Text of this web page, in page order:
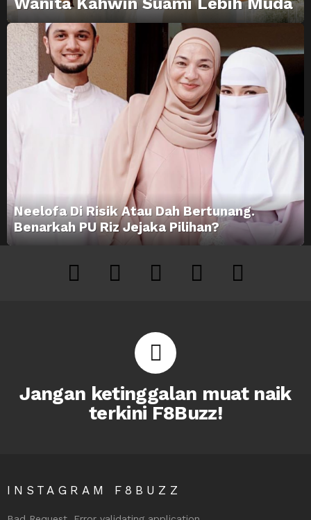
Neelofa Di Risik Atau Dah Bertunang.
Benarkah PU Riz Jejaka Pilihan?
facebook instagram
Jangan ketinggalan muat naik
terkini F8Buzz!
INSTAGRAM F8BUZZ